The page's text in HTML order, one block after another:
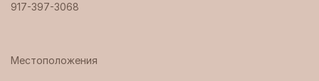
917-397-3068
Местоположения